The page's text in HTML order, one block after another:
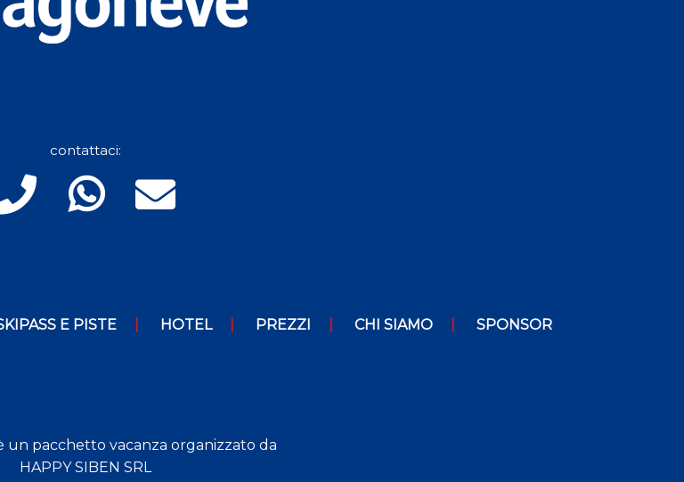
contattaci:
E PISTE HOTEL PREZZI CHI SIAMO SPONSOR
un pacchetto vacanza organizzato da
HAPPY SIBEN SRL